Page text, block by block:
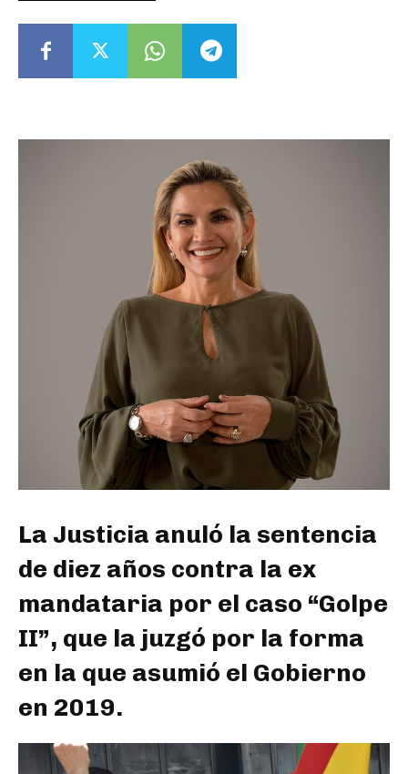
La Justicia anuló la sentencia
de diez años contra la ex
mandataria por el caso “Golpe
II”, que la juzgó por la forma
en la que asumió el Gobierno
en 2019.